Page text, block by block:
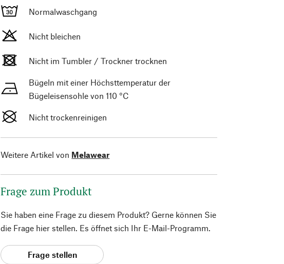
Normalwaschgang
Nicht bleichen
Nicht im Tumbler / Trockner trocknen
Bügeln mit einer Höchsttemperatur der
Bügeleisensohle von 110 °C
Nicht trockenreinigen
Weitere Artikel von Melawear
Frage zum Produkt
Sie haben eine Frage zu diesem Produkt? Gerne können Sie
die Frage hier stellen. Es öffnet sich Ihr E-Mail-Programm.
Frage stellen